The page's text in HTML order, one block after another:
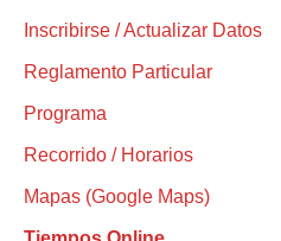
Inscribirse / Actualizar Datos
Reglamento Particular
Programa
Recorrido / Horarios
Mapas (Google Maps)